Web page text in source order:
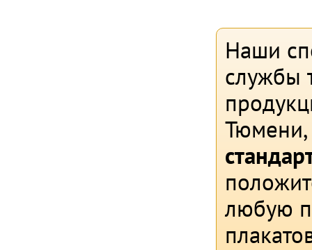
Наши
службы
Тюмени,
любую